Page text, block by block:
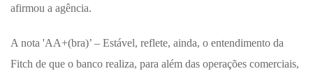
afirmou a agência.
A nota 'AA+(bra)’ – Estável, reflete, ainda, o entendimento da
Fitch de que o banco realiza, para além das operações comerciais,